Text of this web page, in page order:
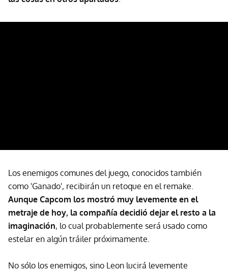
Los enemigos comunes del juego, conocidos también
como 'Ganado', recibirán un retoque en el remake.
Aunque Capcom los mostró muy levemente en el
metraje de hoy, la compañía decidió dejar el resto a la
imaginación, lo cual probablemente será usado como
estelar en algún tráiler próximamente.
No sólo los enemigos, sino Leon lucirá levemente